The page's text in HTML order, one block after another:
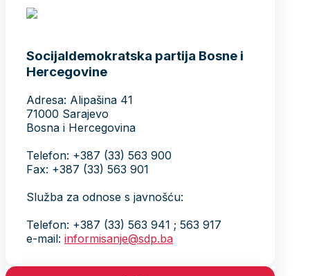
Socijaldemokratska partija Bosne i
Hercegovine
Adresa: Alipašina 41
71000 Sarajevo
Bosna i Hercegovina
Telefon: +387 (33) 563 900
Fax: +387 (33) 563 901
Služba za odnose s javnošću:
Telefon: +387 (33) 563 941 ; 563 917
e-mail: informisanje@sdp.ba